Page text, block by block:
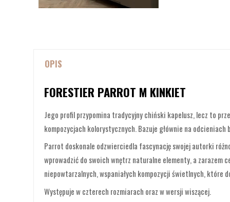
OPIS
FORESTIER PARROT M KINKIET
Jego profil przypomina tradycyjny chiński kapelusz, lecz to
kompozycjach kolorystycznych. Bazuje głównie na
Parrot doskonale odzwierciedla fascynację swojej autorki
wprowadzić do swoich wnętrz naturalne elementy, a zarazem
niepowtarzalnych, wspaniałych kompozycji świetlnych, które
Występuje w czterech rozmiarach oraz w wersji wiszącej.